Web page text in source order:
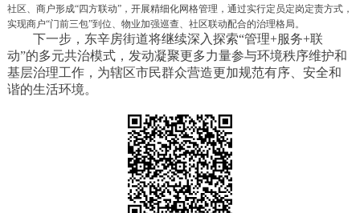
社区、商户形成“四方联动”，开展精细化网格管理，通过实行定员定岗定责方式，
实现商户“门前三包”到位、物业加强巡查、社区联动配合的治理格局。
下一步，东辛房街道将继续深入探索“管理+服务+联
动”的多元共治模式，发动凝聚更多力量参与环境秩序维护和
基层治理工作，为辖区市民群众营造更加规范有序、安全和
谐的生活环境。